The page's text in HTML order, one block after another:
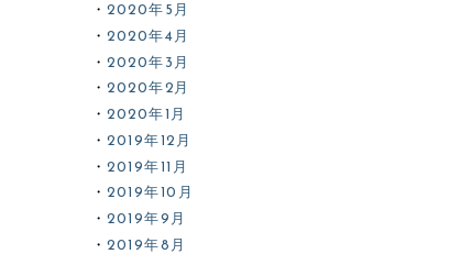
2020年5月
2020年4月
2020年3月
2020年2月
2020年1月
2019年12月
2019年11月
2019年10月
2019年9月
2019年8月